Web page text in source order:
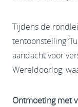
Tijdens de
tentoonstelling
aandacht voor
Wereldoorlog,
Ontmoeting met